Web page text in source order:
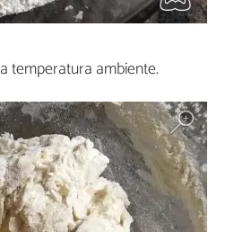
a temperatura ambiente.